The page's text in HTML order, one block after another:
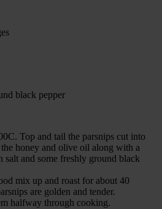
black pepper
Top and tail the parsnips cut into
honey and olive oil along with a
and some freshly ground black
mix up and roast for about 40
are golden and tender.
halfway through cooking.